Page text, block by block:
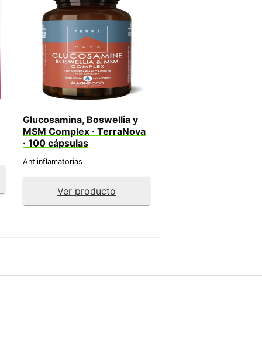
Glucosamina, Boswellia y
MSM Complex · TerraNova
· 100 cápsulas
Antiinflamatorias
Ver producto